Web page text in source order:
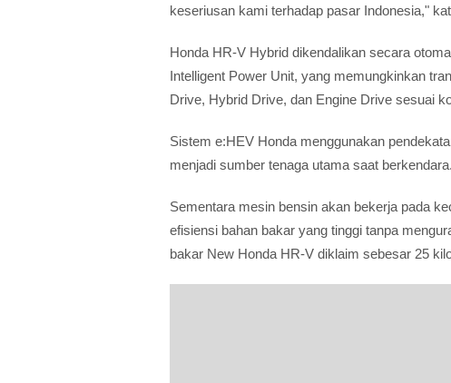
keseriusan kami terhadap pasar Indonesia,"
Honda HR-V Hybrid dikendalikan secara
Intelligent Power Unit, yang memungkinkan
Drive, Hybrid Drive, dan Engine Drive sesuai
Sistem e:HEV Honda menggunakan
menjadi sumber tenaga utama saat berkendara.
Sementara mesin bensin akan bekerja pada
efisiensi bahan bakar yang tinggi tanpa
bakar New Honda HR-V diklaim sebesar 25